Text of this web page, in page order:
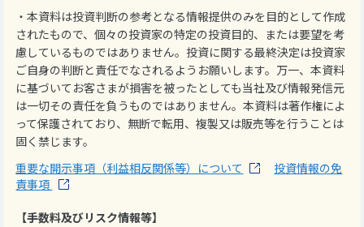
・本資料は投資判断の参考となる情報提供のみを目的として作成
されたもので、個々の投資家の特定の投資目的、または要望を考
慮しているものではありません。投資に関する最終決定は投資家
ご自身の判断と責任でなされるようお願いします。万一、本資料
に基づいてお客さまが損害を被ったとしても当社及び情報発信元
は一切その責任を負うものではありません。本資料は著作権によ
って保護されており、無断で転用、複製又は販売等を行うことは
固く禁じます。
重要な開示事項（利益相反関係等）について
投資情報の免
責事項
【手数料及びリスク情報等】